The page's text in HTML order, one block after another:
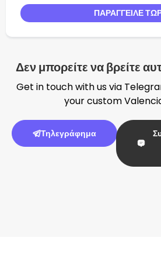
ΠΑΡΆΓΓΕΙΛΕ
Δεν μπορείτε να βρείτε
Get in touch with us via
your custom
Τηλεγράφημα